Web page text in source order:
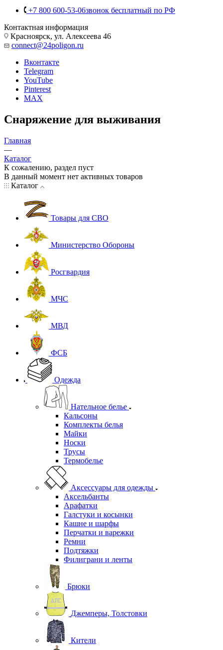
+7 800 600-53-06звонок бесплатный по РФ
Контактная информация
Красноярск, ул. Алексеева 46
connect@24poligon.ru
Вконтакте
Telegram
YouTube
Pinterest
MAX
Снаряжение для выживания
Главная
—
Каталог
К сожалению, раздел пуст
В данный момент нет активных товаров
Каталог
Товары для СВО
Министерство Обороны
Росгвардия
МЧС
МВД
ФСБ
Одежда
Нательное белье
Кальсоны
Комплекты белья
Майки
Носки
Трусы
Термобелье
Аксессуары для одежды
Аксельбанты
Арафатки
Галстуки и косынки
Кашне и шарфы
Перчатки и варежки
Ремни
Подтяжки
Филиграни и ленты
Брюки
Джемперы, Толстовки
Кители